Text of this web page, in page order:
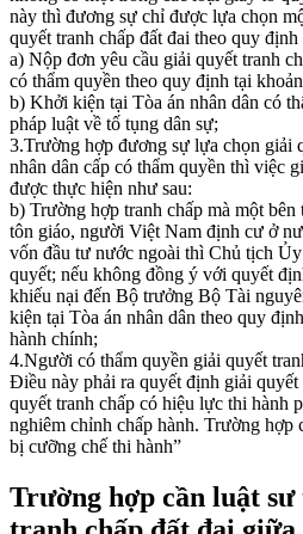
này thì đương sự chỉ được lựa chọn
quyết tranh chấp đất đai theo quy định
a) Nộp đơn yêu cầu giải quyết tranh
có thẩm quyền theo quy định tại
b) Khởi kiện tại Tòa án nhân dân có
pháp luật về tố tụng dân sự;
3.Trường hợp đương sự lựa chọn giải
nhân dân cấp có thẩm quyền thì việc
được thực hiện như sau:
b) Trường hợp tranh chấp mà một
tôn giáo, người Việt Nam định cư ở
vốn đầu tư nước ngoài thì Chủ tịch
quyết; nếu không đồng ý với quyết
khiếu nại đến Bộ trưởng Bộ Tài
kiện tại Tòa án nhân dân theo quy
hành chính;
4.Người có thẩm quyền giải quyết
Điều này phải ra quyết định giải
quyết tranh chấp có hiệu lực thi hành
nghiêm chỉnh chấp hành. Trường hợp
bị cưỡng chế thi hành”
Trường hợp cần luật